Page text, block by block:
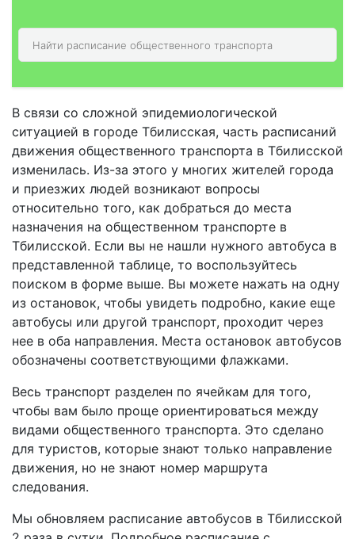
В связи со сложной эпидемиологической
ситуацией в городе Тбилисская, часть расписаний
движения общественного транспорта в Тбилисской
изменилась. Из-за этого у многих жителей города
и приезжих людей возникают вопросы
относительно того, как добраться до места
назначения на общественном транспорте в
Тбилисской. Если вы не нашли нужного автобуса в
представленной таблице, то воспользуйтесь
поиском в форме выше. Вы можете нажать на одну
из остановок, чтобы увидеть подробно, какие еще
автобусы или другой транспорт, проходит через
нее в оба направления. Места остановок автобусов
обозначены соответствующими флажками.
Весь транспорт разделен по ячейкам для того,
чтобы вам было проще ориентироваться между
видами общественного транспорта. Это сделано
для туристов, которые знают только направление
движения, но не знают номер маршрута
следования.
Мы обновляем расписание автобусов в Тбилисской